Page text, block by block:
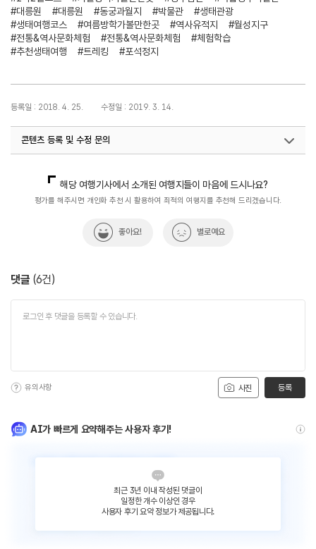
#대릉원
#대릉원 #동궁과월지 #박물관
#생태관광
#생태여행코스
#여름방학가볼만한곳 #역사유적지
#월성지구
#전통&역사문화체험
#전통&역사문화체험
#체험학습
#추천생태여행
#트레킹 #포석정지
등록일 : 2018. 4. 25. 수정일 : 2019. 3. 14.
콘텐츠 등록 및 수정 문의
해당 여행기사에서 소개된 여행지들이 마음에 드시나요?
평가를 해주시면 개인화 추천 시 활용하여 최적의 여행지를 추천해 드리겠습니다.
좋아요! 별로예요
댓글 (6건)
사진
유의사항 등록
AI가 빠르게 요약해주는 사용자 후기!
최근 3년 이내 작성된 댓글이
일정한 개수 이상인 경우
사용자 후기 요약 정보가 제공됩니다.